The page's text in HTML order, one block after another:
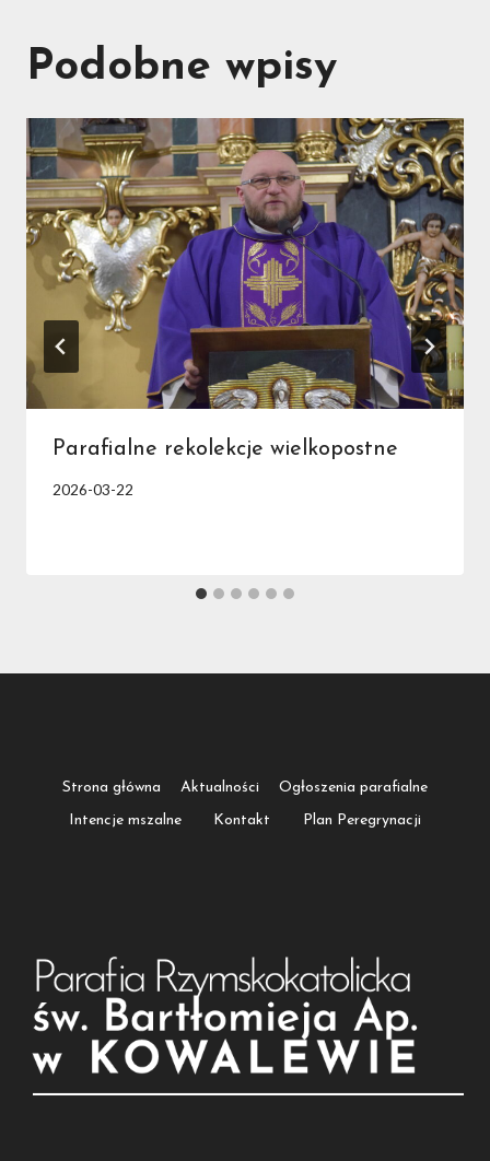
Podobne wpisy
Parafialne rekolekcje wielkopostne
2026-03-22
Strona główna Aktualności Ogłoszenia parafialne
Intencje mszalne Kontakt Plan Peregrynacji